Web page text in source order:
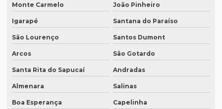
Empresa tradução site
Empresa de tradução de sites em inglês
Empresa de tradução sp
Empresa de tradução técnica
Monte Carmelo João Pinheiro
Igarapé Santana do Paraíso
São Lourenço Santos Dumont
Arcos São Gotardo
Santa Rita do Sapucaí Andradas
Almenara Salinas
Boa Esperança Capelinha